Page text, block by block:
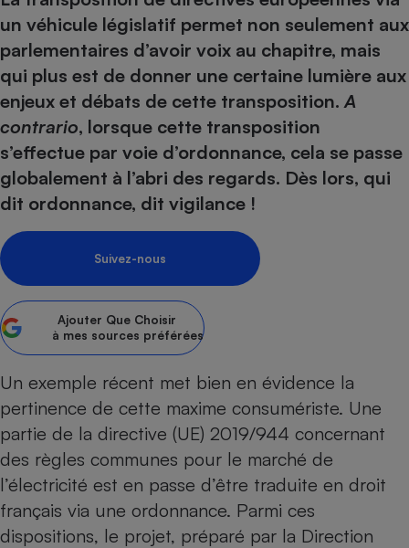
un véhicule législatif permet non seulement aux
parlementaires d’avoir voix au chapitre, mais
qui plus est de donner une certaine lumière aux
enjeux et débats de cette transposition.A
contrario, lorsque cette transposition
s’effectue par voie d’ordonnance, cela se passe
globalement à l’abri des regards. Dès lors, qui
dit ordonnance, dit vigilance !
Suivez-nous
Ajouter Que Choisir
à mes sources préférées
Un exemple récent met bien en évidence la
pertinence de cette maxime consumériste. Une
partie de la directive (UE) 2019/944 concernant
des règles communes pour le marché de
l’électricité est en passe d’être traduite en droit
français via une ordonnance. Parmi ces
dispositions, le projet, préparé par la Direction
Sécurité - Hygiène
Supermarché - Drive
Complément
alimentaire
Assurance
Banque - Crédit
Epargne - Fiscalité
Assurance emprunteur
Circulation routière
Contrôle technique -
Pièce détachée
Moto
Supermarché - Drive
Comparatif
Comparatif plaque à
Comparatif hotte
Comparatif climatiseur
Comparatif aspirateur
Comparatif cafetière
Gros électroménager
Petit électroménager -
Électricité - Gaz
Comparatif casque audio
Comparatif barre de son
Comparatif imprimante
Comparatif ordinateur
Comparatif tablette
Internet
Téléphonie
Crédit immobilier
Comparatif tondeuse
Comparatif poêle à
Comparatif radiateur
Aménagement
Bricolage - Jardinage
Chauffage
Hygiène - Beauté
Système de santé -
Mutuelle
Maison de retraite
Choisir son fioul
Choisir son pellet
Comparateur assurance emprunteur
Energie Moins Chère Ensemble
Tous les comparateurs
Speedtest - Testez le débit de votre
connexion Internet